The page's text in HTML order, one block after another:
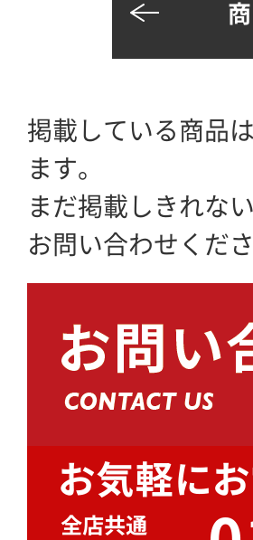
掲載している商品
ます。
まだ掲載しきれな
お問い合わせくださ